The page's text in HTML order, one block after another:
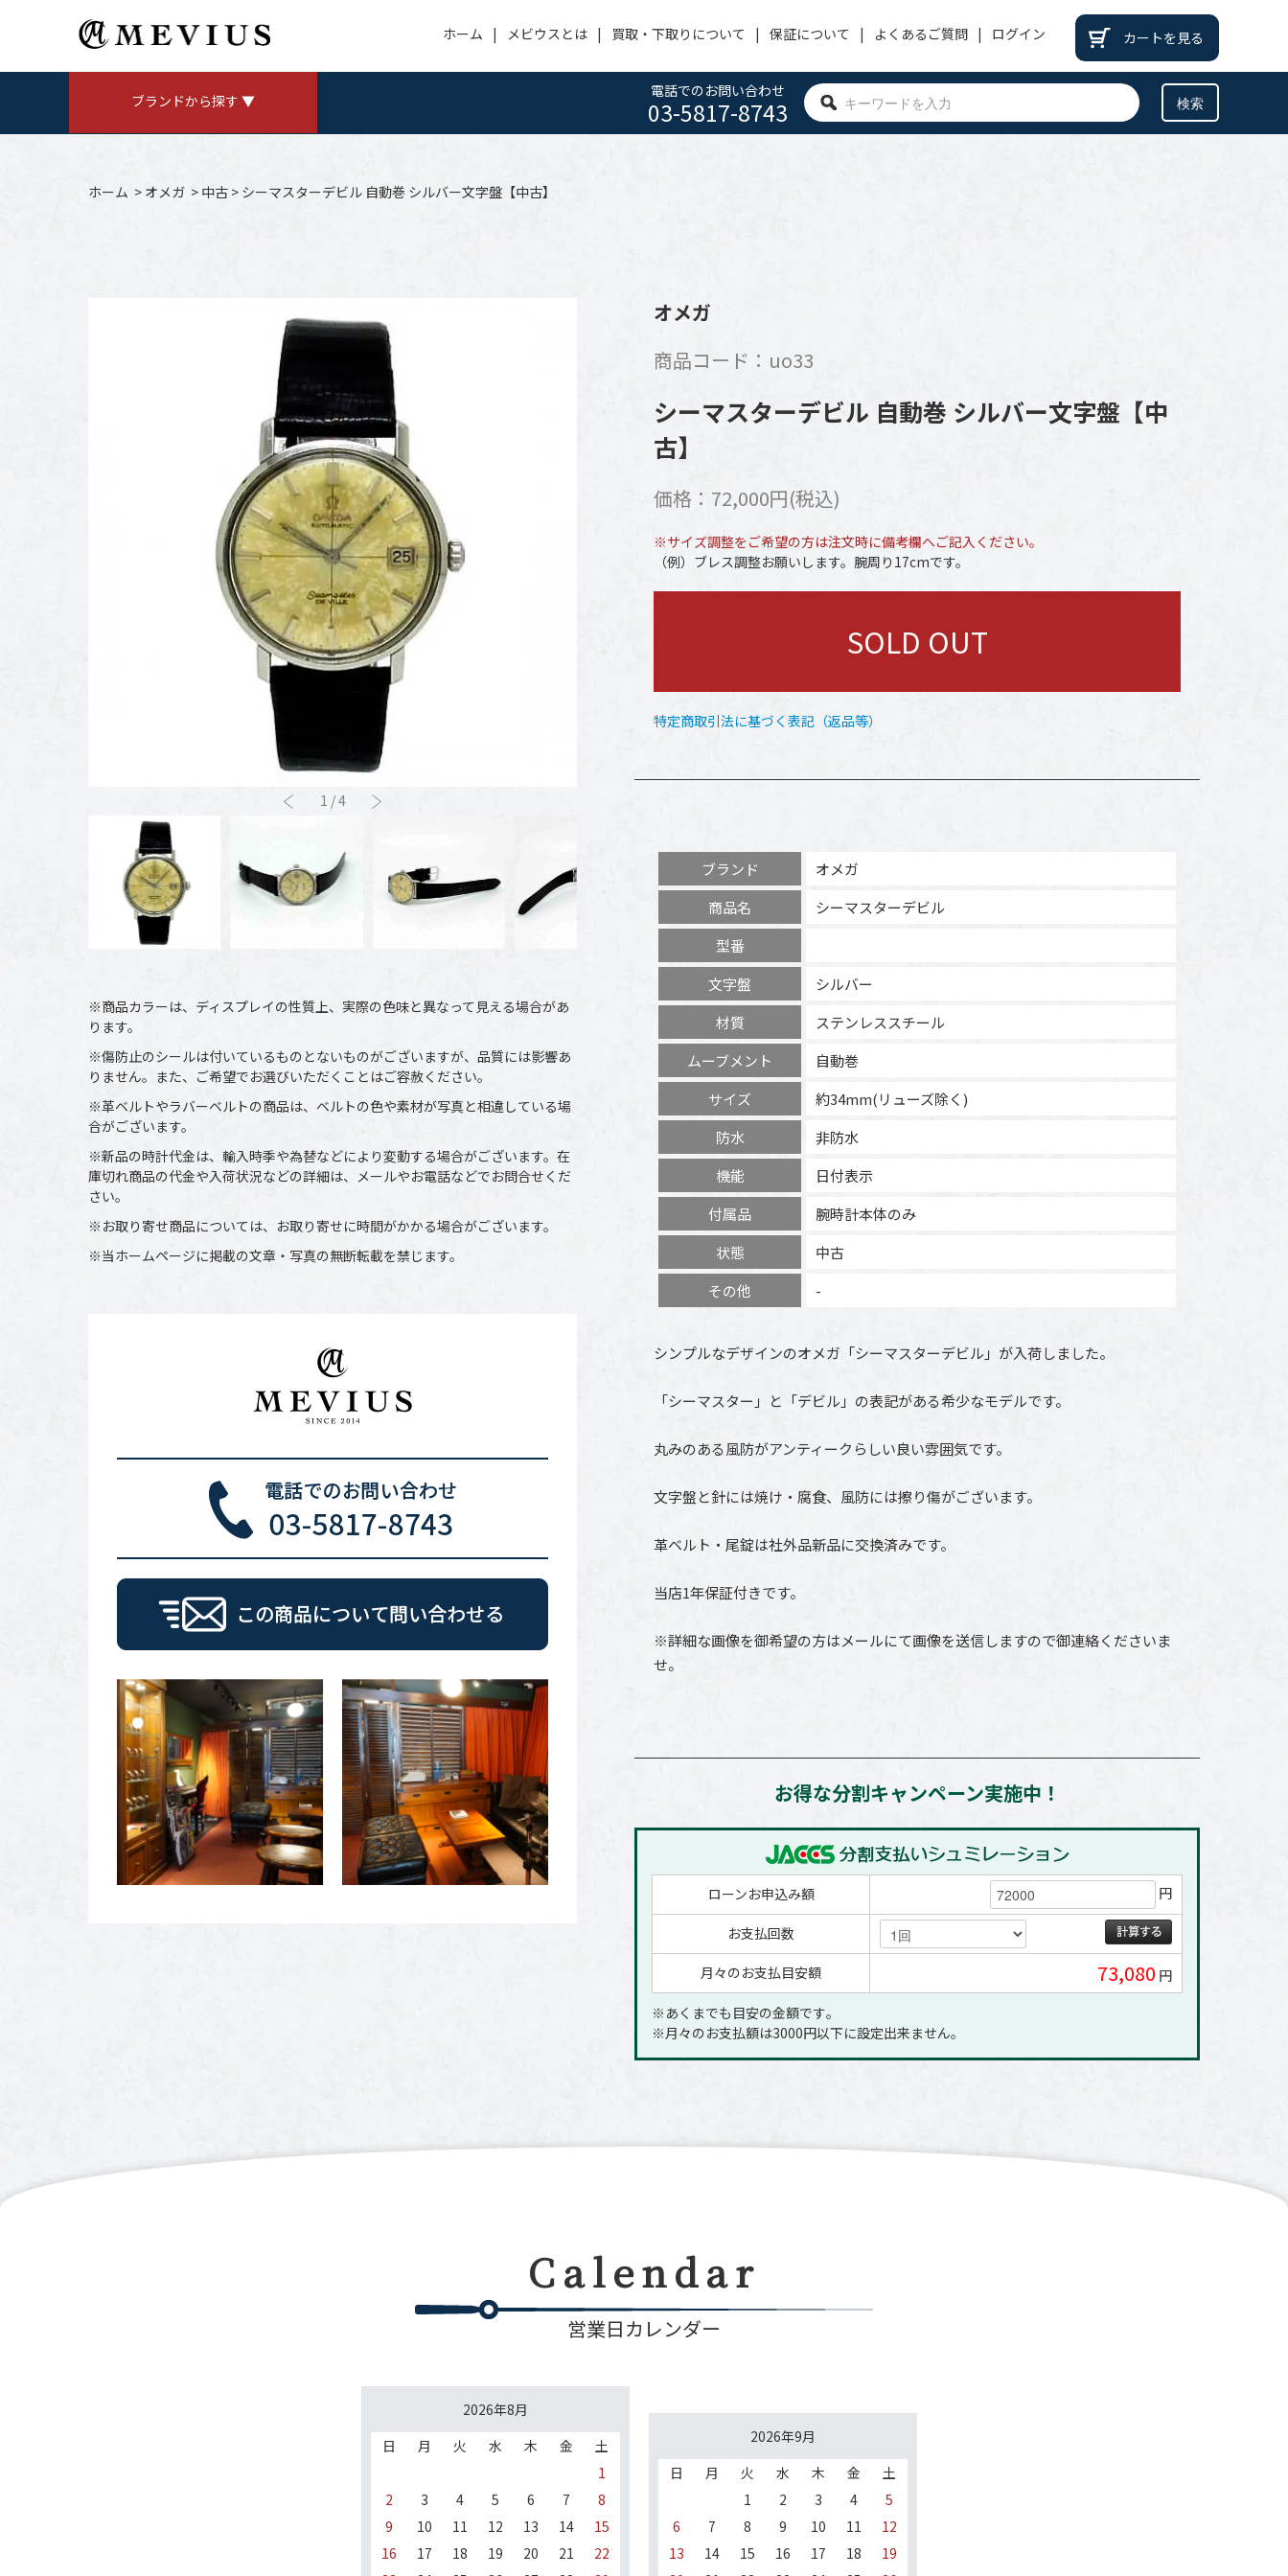
ホーム メビウスとは 買取・下取りについて 保証について よくあるご質問 ログイン カートを見る
ブランドから探す ▼
ロレックス オメガ
FRANCK MULLER
フランクミュラー
Jaeger LeCoultre TAG HEUER SEIKO
電話でのお問い合わせ
03-5817-8743
ホーム > オメガ > 中古 > シーマスターデビル 自動巻 シルバー文字盤【中古】
1 /4
※商品カラーは、ディスプレイの性質上、実際の色味と異なって見える場合があ
ります。
※傷防止のシールは付いているものとないものがございますが、品質には影響あ
りません。また、ご希望でお選びいただくことはご容赦ください。
※革ベルトやラバーベルトの商品は、ベルトの色や素材が写真と相違している場
合がございます。
※新品の時計代金は、輸入時季や為替などにより変動する場合がございます。在
庫切れ商品の代金や入荷状況などの詳細は、メールやお電話などでお問合せくだ
さい。
※お取り寄せ商品については、お取り寄せに時間がかかる場合がございます。
※当ホームページに掲載の文章・写真の無断転載を禁じます。
オメガ
商品コード：uo33
シーマスターデビル 自動巻 シルバー文字盤【中
古】
価格：72,000円(税込)
※サイズ調整をご希望の方は注文時に備考欄へご記入ください。
（例）ブレス調整お願いします。腕周り17cmです。
SOLD OUT
特定商取引法に基づく表記（返品等）
ブランド
オメガ
商品名
シーマスターデビル
型番
文字盤
シルバー
材質
ステンレススチール
ムーブメント
自動巻
サイズ
約34mm(リューズ除く)
防水
非防水
機能
日付表示
付属品
腕時計本体のみ
状態
中古
その他
-
シンプルなデザインのオメガ「シーマスターデビル」が入荷しました。
「シーマスター」と「デビル」の表記がある希少なモデルです。
丸みのある風防がアンティークらしい良い雰囲気です。
文字盤と針には焼け・腐食、風防には擦り傷がございます。
革ベルト・尾錠は社外品新品に交換済みです。
当店1年保証付きです。
※詳細な画像を御希望の方はメールにて画像を送信しますので御連絡くださいま
せ。
お得な分割キャンペーン実施中！
ローンお申込み額 円
お支払回数
月々のお支払目安額 73,080 円
※あくまでも目安の金額です｡
※月々のお支払額は3000円以下に設定出来ません｡
Calendar
営業日カレンダー
2026年8月
日
月 火 水 木 金
土
1
2
3 4 5 6 7
8
9
10 11 12 13 14
15
16
17 18 19 20 21
22
2026年9月
日
月 火 水 木 金
土
1
2 3 4
5
6
7 8 9 10 11
12
13
14 15 16 17 18
19